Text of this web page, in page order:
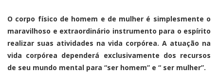
O corpo físico de homem e de mulher é simplesmente o
maravilhoso e extraordinário instrumento para o espírito
realizar suas atividades na vida corpórea. A atuação na
vida corpórea dependerá exclusivamente dos recursos
de seu mundo mental para “ser homem” e “ ser mulher”.